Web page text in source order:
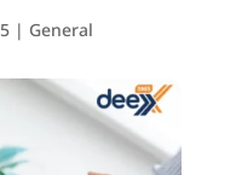
| General